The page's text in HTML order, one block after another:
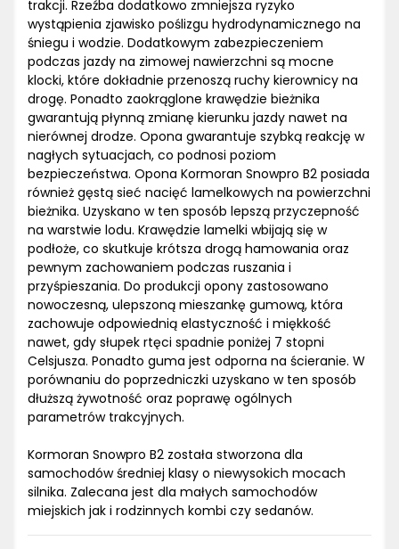
trakcji. Rzeźba dodatkowo zmniejsza ryzyko
wystąpienia zjawisko poślizgu hydrodynamicznego na
śniegu i wodzie. Dodatkowym zabezpieczeniem
podczas jazdy na zimowej nawierzchni są mocne
klocki, które dokładnie przenoszą ruchy kierownicy na
drogę. Ponadto zaokrąglone krawędzie bieżnika
gwarantują płynną zmianę kierunku jazdy nawet na
nierównej drodze. Opona gwarantuje szybką reakcję w
nagłych sytuacjach, co podnosi poziom
bezpieczeństwa. Opona Kormoran Snowpro B2 posiada
również gęstą sieć nacięć lamelkowych na powierzchni
bieżnika. Uzyskano w ten sposób lepszą przyczepność
na warstwie lodu. Krawędzie lamelki wbijają się w
podłoże, co skutkuje krótsza drogą hamowania oraz
pewnym zachowaniem podczas ruszania i
przyśpieszania. Do produkcji opony zastosowano
nowoczesną, ulepszoną mieszankę gumową, która
zachowuje odpowiednią elastyczność i miękkość
nawet, gdy słupek rtęci spadnie poniżej 7 stopni
Celsjusza. Ponadto guma jest odporna na ścieranie. W
porównaniu do poprzedniczki uzyskano w ten sposób
dłuższą żywotność oraz poprawę ogólnych
parametrów trakcyjnych.
Kormoran Snowpro B2 została stworzona dla
samochodów średniej klasy o niewysokich mocach
silnika. Zalecana jest dla małych samochodów
miejskich jak i rodzinnych kombi czy sedanów.